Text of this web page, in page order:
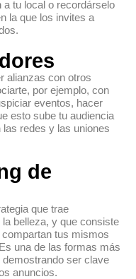
tu local o recordárselo
la que los invites a
alianzas con otros
por ejemplo, con
eventos, hacer
esto sube tu audiencia
redes y las uniones
de
que trae
belleza, y que consiste
tus mismos
una de las formas más
ser clave
anuncios.